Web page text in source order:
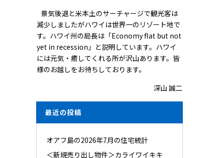
景気後退と米本土のサーチャージで観光客は
減少しましたがハワイは世界一のリゾート地で
す。ハワイ州の局長は「Economy flat but not
yet in recession」と説明しています。ハワイ
には元気・癒してくれる所が沢山あります。皆
様のお越しをお待ちしております。
深山 誠二
最近の投稿
オアフ島の2026年7月の住宅統計
＜新規売り出し物件＞カライワイキキ